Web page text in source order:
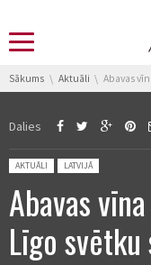
You are here:
Sākums Aktuāli Abavas vīna darītava
Dalies
Posted in:
AKTUĀLI LATVIJĀ
Abavas
Līgo